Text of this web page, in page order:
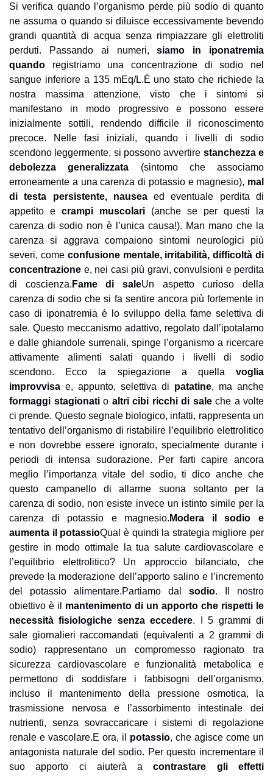
Si verifica quando l’organismo perde più sodio di quanto
ne assuma o quando si diluisce eccessivamente bevendo
grandi quantità di acqua senza rimpiazzare gli elettroliti
perduti. Passando ai numeri, siamo in iponatremia
quando registriamo una concentrazione di sodio nel
sangue inferiore a 135 mEq/L.È uno stato che richiede la
nostra massima attenzione, visto che i sintomi si
manifestano in modo progressivo e possono essere
inizialmente sottili, rendendo difficile il riconoscimento
precoce. Nelle fasi iniziali, quando i livelli di sodio
scendono leggermente, si possono avvertire stanchezza e
debolezza generalizzata (sintomo che associamo
erroneamente a una carenza di potassio e magnesio), mal
di testa persistente,
nausea ed eventuale perdita di
appetito e crampi muscolari (anche se per questi la
carenza di sodio non è l’unica causa!). Man mano che la
carenza si aggrava compaiono sintomi neurologici più
severi, come confusione mentale, irritabilità, difficoltà di
concentrazione e, nei casi più gravi, convulsioni e perdita
di coscienza. Fame di saleUn aspetto curioso della
carenza di sodio che si fa sentire ancora più fortemente in
caso di iponatremia è lo sviluppo della fame selettiva di
sale. Questo meccanismo adattivo, regolato dall’ipotalamo
e dalle ghiandole surrenali, spinge l’organismo a ricercare
attivamente alimenti salati quando i livelli di sodio
scendono. Ecco la spiegazione a quella voglia
improvvisa e, appunto, selettiva di patatine
formaggi stagionati o altri cibi ricchi di sale che a volte
ci prende. Questo segnale biologico, infatti, rappresenta un
tentativo dell’organismo di ristabilire l’equilibrio elettrolitico
e non dovrebbe essere ignorato, specialmente durante i
periodi di intensa sudorazione.
Per farti capire ancora
meglio l’importanza vitale del sodio, ti dico anche che
questo campanello di allarme suona soltanto per la
carenza di sodio, non esiste invece un istinto simile per la
carenza di potassio e magnesio. Modera il sodio e
aumenta il potassioQual è quindi la strategia migliore per
gestire in modo ottimale la tua salute cardiovascolare e
l’equilibrio elettrolitico? Un approccio bilanciato, che
prevede la moderazione dell’apporto salino e l’incremento
del potassio alimentare.Partiamo dal sodio. Il nostro
obiettivo è il mantenimento di un apporto che rispetti le
necessità fisiologiche senza eccedere. I 5 grammi di
sale giornalieri raccomandati (equivalenti a 2 grammi di
sodio) rappresentano un compromesso ragionato tra
sicurezza cardiovascolare e funzionalità metabolica e
permettono di soddisfare i fabbisogni dell’organismo,
incluso il mantenimento della pressione osmotica, la
trasmissione nervosa e l’assorbimento intestinale dei
nutrienti, senza sovraccaricare i sistemi di regolazione
renale e vascolare.E ora, il potassio, che agisce come un
antagonista naturale del sodio. Per questo incrementare il
suo apporto ci aiuterà a contrastare gli effetti